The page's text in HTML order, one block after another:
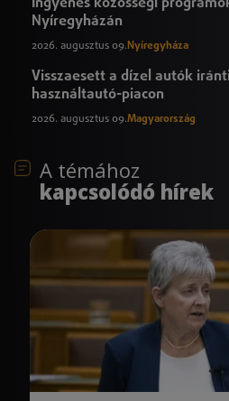
Nyíregyházán
2026. augusztus 09. Nyíregyháza
Visszaesett a dízel autók
használtautó-piacon
2026. augusztus 09.Magyarország
A témához
kapcsolódó hírek